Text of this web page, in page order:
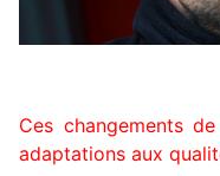
Ces changements
adaptations aux